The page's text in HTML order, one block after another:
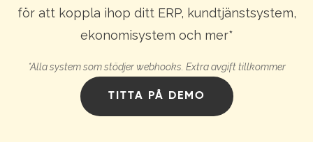
för att koppla ihop ditt ERP, kundtjänstsystem,
ekonomisystem och mer*
*Alla system som stödjer webhooks. Extra avgift tillkommer
TITTA PÅ DEMO